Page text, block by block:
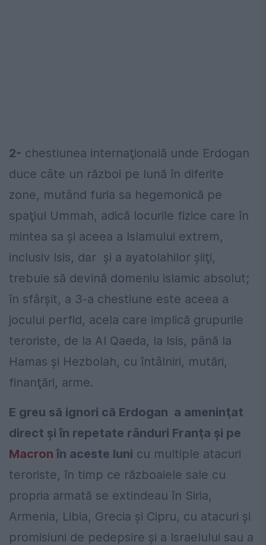
2- chestiunea internaţională unde Erdogan
duce câte un război pe lună în diferite
zone, mutând furia sa hegemonică pe
spaţiul Ummah, adică locurile fizice care în
mintea sa şi aceea a Islamului extrem,
inclusiv Isis, dar şi a ayatolahilor şiiţi,
trebuie să devină domeniu islamic absolut;
în sfârşit, a 3-a chestiune este aceea a
jocului perfid, acela care implică grupurile
teroriste, de la Al Qaeda, la Isis, până la
Hamas şi Hezbolah, cu întâlniri, mutări,
finanţări, arme.
E greu să ignori că Erdogan a ameninţat
direct şi în repetate rânduri Franţa şi pe
Macron în aceste luni cu multiple atacuri
teroriste, în timp ce războaiele sale cu
propria armată se extindeau în Siria,
Armenia, Libia, Grecia şi Cipru, cu atacuri şi
promisiuni de pedepsire şi a Israelului sau a